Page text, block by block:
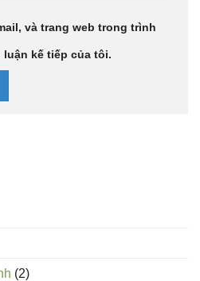
và trang web trong trình
kế tiếp của tôi.
(2)